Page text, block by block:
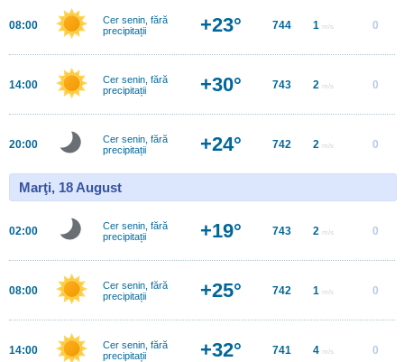
08:00
Cer senin, fără
precipitații
+23° 744 1 m/s 0
14:00
Cer senin, fără
precipitații
+30° 743 2 m/s 0
20:00
Cer senin, fără
precipitații
+24° 742 2 m/s 0
Marţi, 18 August
02:00
Cer senin, fără
precipitații
+19° 743 2 m/s 0
08:00
Cer senin, fără
precipitații
+25° 742 1 m/s 0
14:00
Cer senin, fără
precipitații
+32° 741 4 m/s 0